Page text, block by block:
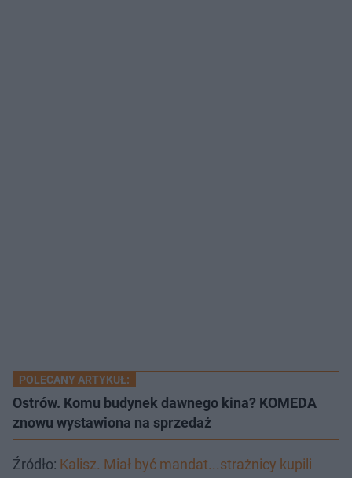
POLECANY ARTYKUŁ:
Ostrów. Komu budynek dawnego kina? KOMEDA
znowu wystawiona na sprzedaż
Źródło: Kalisz. Miał być mandat...strażnicy kupili